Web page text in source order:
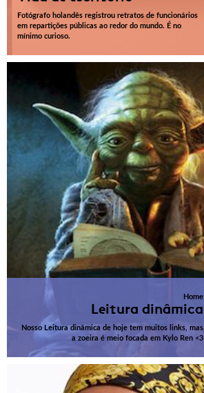
Fotógrafo holandês registrou retratos de funcionários
em repartições públicas ao redor do mundo. É no
mínimo curioso.
Home
Leitura dinâmica
Nosso Leitura dinâmica de hoje tem muitos links, mas
a zoeira é meio focada em Kylo Ren <3